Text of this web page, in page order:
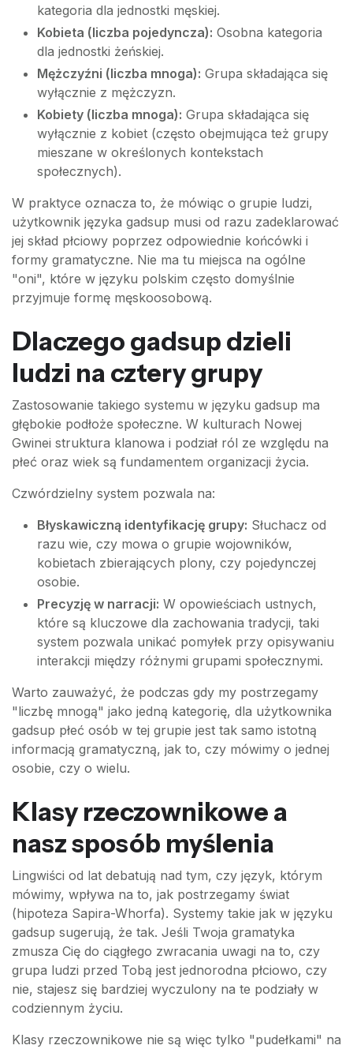
kategoria dla jednostki męskiej.
Kobieta (liczba pojedyncza): Osobna kategoria
dla jednostki żeńskiej.
Mężczyźni (liczba mnoga): Grupa składająca się
wyłącznie z mężczyzn.
Kobiety (liczba mnoga): Grupa składająca się
wyłącznie z kobiet (często obejmująca też grupy
mieszane w określonych kontekstach
społecznych).
W praktyce oznacza to, że mówiąc o grupie ludzi,
użytkownik języka gadsup musi od razu zadeklarować
jej skład płciowy poprzez odpowiednie końcówki i
formy gramatyczne. Nie ma tu miejsca na ogólne
"oni", które w języku polskim często domyślnie
przyjmuje formę męskoosobową.
Dlaczego gadsup dzieli
ludzi na cztery grupy
Zastosowanie takiego systemu w języku gadsup ma
głębokie podłoże społeczne. W kulturach Nowej
Gwinei struktura klanowa i podział ról ze względu na
płeć oraz wiek są fundamentem organizacji życia.
Czwórdzielny system pozwala na:
Błyskawiczną identyfikację grupy: Słuchacz od
razu wie, czy mowa o grupie wojowników,
kobietach zbierających plony, czy pojedynczej
osobie.
Precyzję w narracji: W opowieściach ustnych,
które są kluczowe dla zachowania tradycji, taki
system pozwala unikać pomyłek przy opisywaniu
interakcji między różnymi grupami społecznymi.
Warto zauważyć, że podczas gdy my postrzegamy
"liczbę mnogą" jako jedną kategorię, dla użytkownika
gadsup płeć osób w tej grupie jest tak samo istotną
informacją gramatyczną, jak to, czy mówimy o jednej
osobie, czy o wielu.
Klasy rzeczownikowe a
nasz sposób myślenia
Lingwiści od lat debatują nad tym, czy język, którym
mówimy, wpływa na to, jak postrzegamy świat
(hipoteza Sapira-Whorfa). Systemy takie jak w języku
gadsup sugerują, że tak. Jeśli Twoja gramatyka
zmusza Cię do ciągłego zwracania uwagi na to, czy
grupa ludzi przed Tobą jest jednorodna płciowo, czy
nie, stajesz się bardziej wyczulony na te podziały w
codziennym życiu.
Klasy rzeczownikowe nie są więc tylko "pudełkami" na